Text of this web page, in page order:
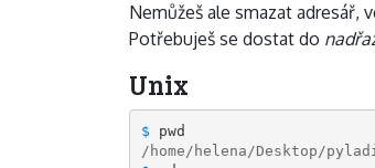
Nemůžeš ale smazat adresář,
Potřebuješ se dostat do
Unix
$ pwd
/home/helena/Desktop/